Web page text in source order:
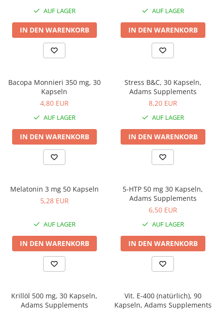
AUF LAGER
IN DEN WARENKORB
AUF LAGER
IN DEN WARENKORB
Bacopa Monnieri 350 mg, 30
Kapseln
4,80 EUR
AUF LAGER
IN DEN WARENKORB
Stress B&C, 30 Kapseln,
Adams Supplements
8,20 EUR
AUF LAGER
IN DEN WARENKORB
Melatonin 3 mg 50 Kapseln
5,28 EUR
AUF LAGER
IN DEN WARENKORB
5-HTP 50 mg 30 Kapseln,
Adams Supplements
6,50 EUR
AUF LAGER
IN DEN WARENKORB
Krillöl 500 mg, 30 Kapseln,
Adams Supplements
Vit. E-400 (natürlich), 90
Kapseln, Adams Supplements